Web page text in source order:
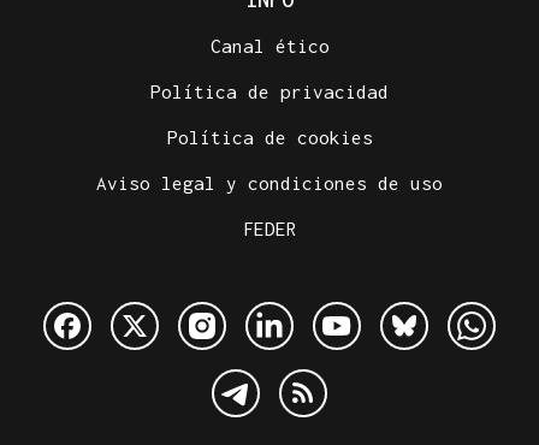
Canal ético
Política de privacidad
Política de cookies
Aviso legal y condiciones de uso
FEDER